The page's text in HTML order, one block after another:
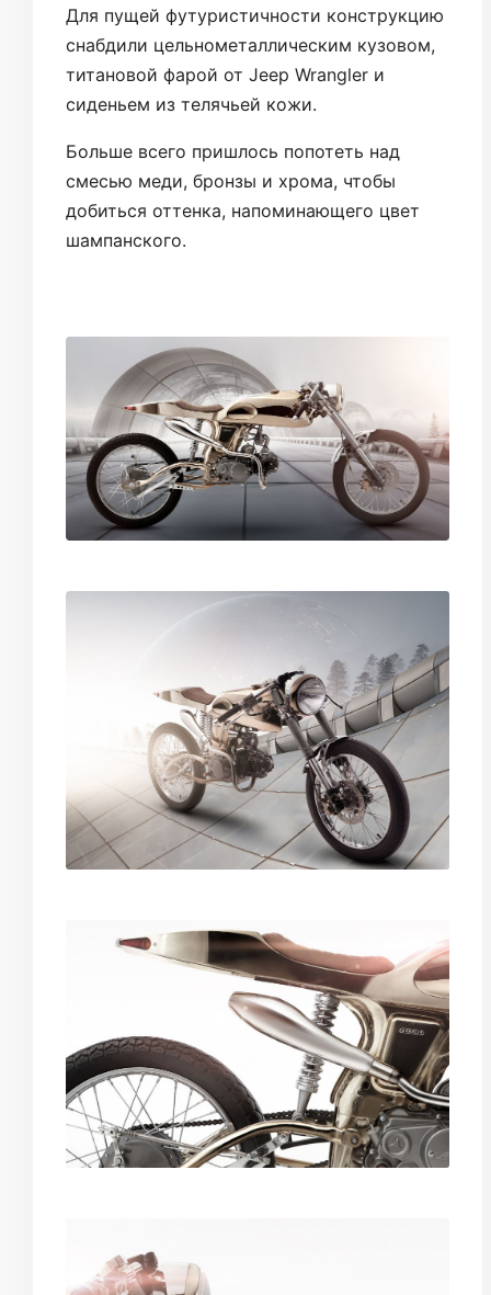
Для пущей футуристичности конструкцию
снабдили цельнометаллическим кузовом,
титановой фарой от Jeep Wrangler и
сиденьем из телячьей кожи.
Больше всего пришлось попотеть над
смесью меди, бронзы и хрома, чтобы
добиться оттенка, напоминающего цвет
шампанского.